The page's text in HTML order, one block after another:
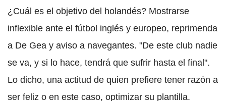
¿Cuál es el objetivo del holandés? Mostrarse
inflexible ante el fútbol inglés y europeo, reprimenda
a De Gea y aviso a navegantes. "De este club nadie
se va, y si lo hace, tendrá que sufrir hasta el final".
Lo dicho, una actitud de quien prefiere tener razón a
ser feliz o en este caso, optimizar su plantilla.